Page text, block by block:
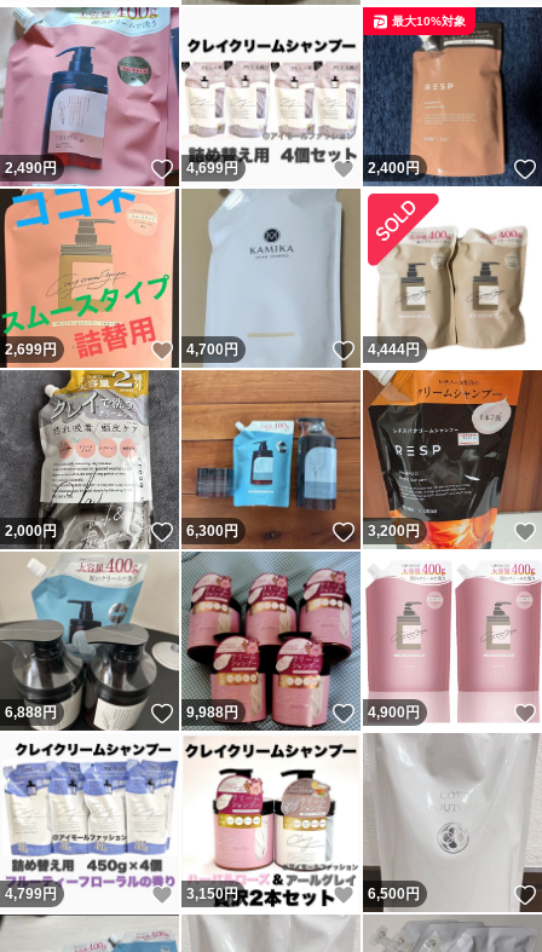
種類シャンプー
タイプクリーム
配合成分クレイ・泥
配合成分クレイ・泥
2,490円 いいね！
4,699円 いいね！
2,400円
最大10%対象
2,699円 いいね！
4,700円 いいね！
4,444円
2,000円 いいね！
6,300円 いいね！
3,200円
6,888円 いいね！
9,988円 いいね！
4,900 円
4,799円 いいね！
3,150円 いいね！
6,500円